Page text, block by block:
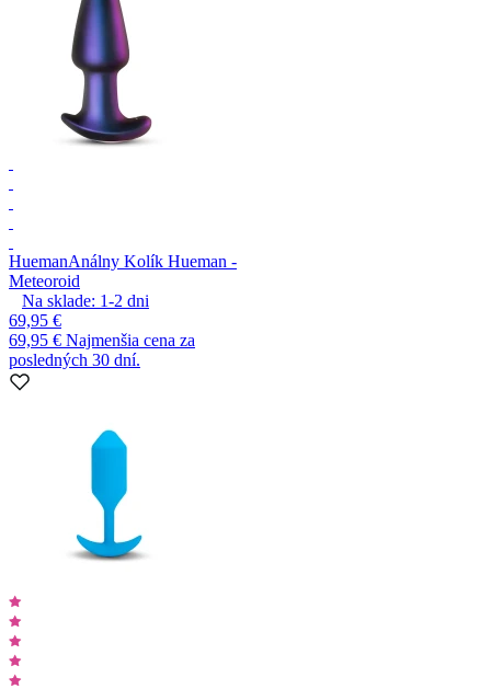
HuemanAnálny Kolík Hueman -
Meteoroid
Na sklade: 1-2 dni
69,95 €
69,95 € Najmenšia cena za
posledných 30 dní.